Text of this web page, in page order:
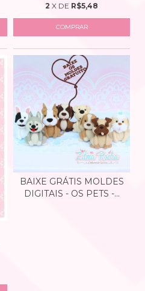
2 X DE R$5,48
BAIXE GRÁTIS MOLDES
DIGITAIS - OS PETS -...